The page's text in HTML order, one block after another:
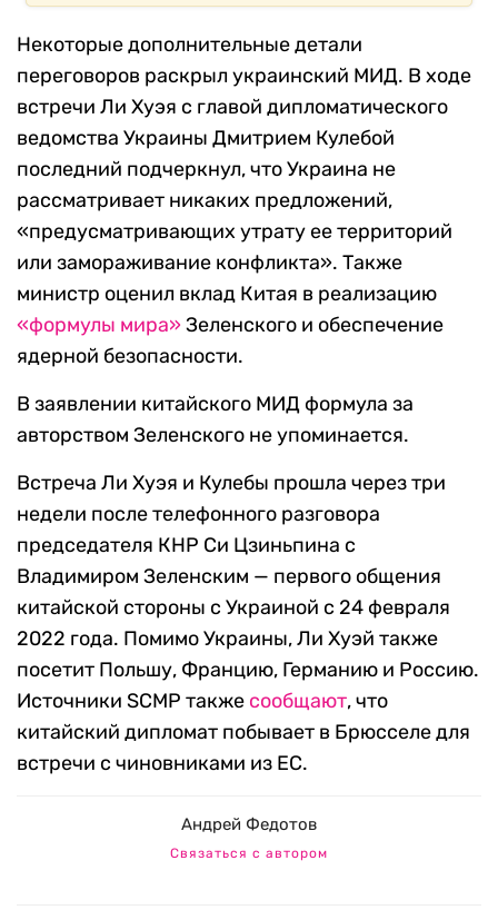
Некоторые дополнительные детали
переговоров раскрыл украинский МИД. В ходе
встречи Ли Хуэя с главой дипломатического
ведомства Украины Дмитрием Кулебой
последний подчеркнул, что Украина не
рассматривает никаких предложений,
«предусматривающих утрату ее территорий
или замораживание конфликта». Также
министр оценил вклад Китая в реализацию
«формулы мира»Зеленского и обеспечение
ядерной безопасности.
В заявлении китайского МИД формула за
авторством Зеленского не упоминается.
Встреча Ли Хуэя и Кулебы прошла через три
недели после телефонного разговора
председателя КНР Си Цзиньпина с
Владимиром Зеленским — первого общения
китайской стороны с Украиной с 24 февраля
2022 года. Помимо Украины, Ли Хуэй также
посетит Польшу, Францию, Германию и Россию.
Источники SCMP также сообщают, что
китайский дипломат побывает в Брюсселе для
встречи с чиновниками из ЕС.
Андрей Федотов
Связаться с автором